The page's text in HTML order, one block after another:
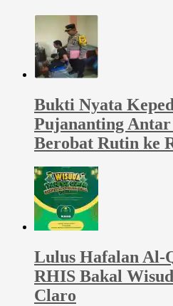
Bukti Nyata
Pujananting
Berobat Rutin ke
Lulus Hafalan Al-
RHIS Bakal
Claro